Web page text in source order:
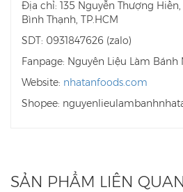
Địa chỉ: 135 Nguyễn Thượng Hiền,
Bình Thạnh, TP.HCM
SDT: 0931847626 (zalo)
Fanpage: Nguyên Liệu Làm Bánh
Website: nhatanfoods.com
Shopee:
SẢN PHẨM LIÊN QUAN